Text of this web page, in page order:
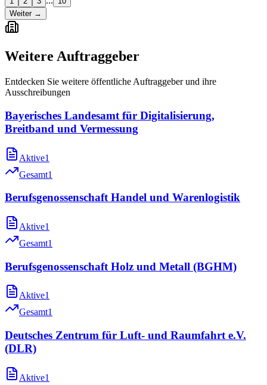
Weiter →
Weitere Auftraggeber
Entdecken Sie weitere öffentliche Auftraggeber und ihre
Ausschreibungen
Bayerisches Landesamt für Digitalisierung,
Breitband und Vermessung
Aktive1
Gesamt1
Berufsgenossenschaft Handel und Warenlogistik
Aktive1
Gesamt1
Berufsgenossenschaft Holz und Metall (BGHM)
Aktive1
Gesamt1
Deutsches Zentrum für Luft- und Raumfahrt e.V.
(DLR)
Aktive1